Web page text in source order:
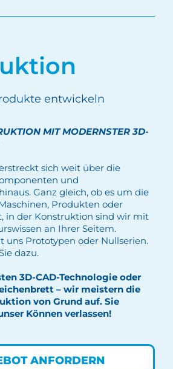
entwickeln
MIT MODERNSTER 3D-
sich weit über die
und
Ganz gleich, ob es um die
Produkten oder
in der Konstruktion sind wir mit
an Ihrer Seitem.
uns Prototypen oder Nullserien.
dazu.
3D-CAD-Technologie oder
– wir meistern die
von Grund auf. Sie
Können verlassen!
ANFORDERN